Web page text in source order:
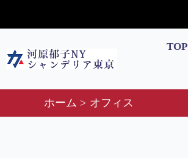
ス
ッ
TOP
ホーム オフィス
象: